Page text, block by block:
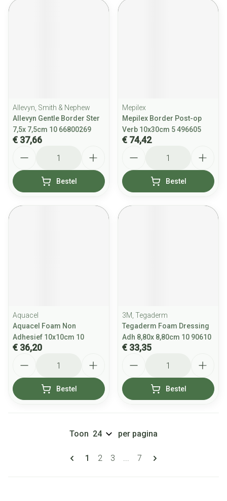
Allevyn, Smith & Nephew
Allevyn Gentle Border Ster
7,5x 7,5cm 10 66800269
€ 37,66
Bestel
Mepilex
Mepilex Border Post-op
Verb 10x30cm 5 496605
€ 74,42
Bestel
Aquacel
Aquacel Foam Non
Adhesief 10x10cm 10
€ 36,20
Bestel
3M, Tegaderm
Tegaderm Foam Dressing
Adh 8,80x 8,80cm 10 90610
€ 33,35
Bestel
Pagina's
U lees momenteel pagina
1 Pagina
2 Pagina
3 ... Pagina
7
Toon per pagina